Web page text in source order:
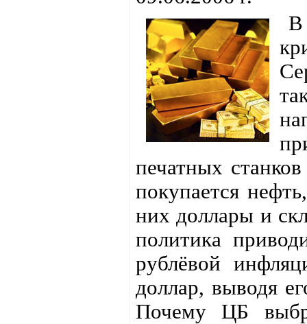
В
печатных
покупается
них доллары и
политика
рублёвой
доллар, выводя
Почему ЦБ